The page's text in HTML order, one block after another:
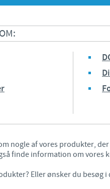
nogle af vores produkter,
finde information om vores
Eller ønsker du besøg